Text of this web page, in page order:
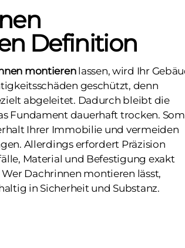
Definition
montierenlassen, wird Ihr
geschützt, denn
abgeleitet. Dadurch bleibt die
Fundament dauerhaft trocken.
Ihrer Immobilie und vermeiden
Allerdings erfordert Präzision
Material und Befestigung exakt
Dachrinnen montieren lässt,
in Sicherheit und Substanz.